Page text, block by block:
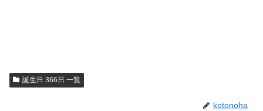
誕生日 366日 一覧
kotonoha